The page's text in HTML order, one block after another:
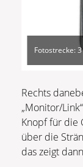
Fotostrecke:
Rechts
„Monitor/
Knopf für die
über die
das zeigt